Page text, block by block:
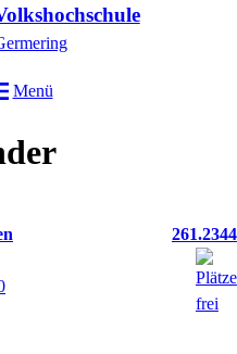
Menü
261.2344